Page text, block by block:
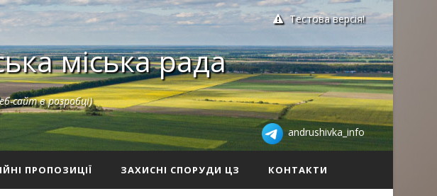
Тестова версія!
міська рада
сайт в розробці)
andrushivka_info
ПРОПОЗИЦІЇ ЗАХИСНІ СПОРУДИ ЦЗ КОНТАКТИ